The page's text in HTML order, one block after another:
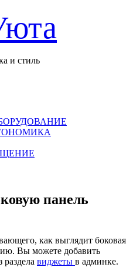
и стиль
панель
как выглядит боковая
Вы можете добавить
раздела виджеты в админке.